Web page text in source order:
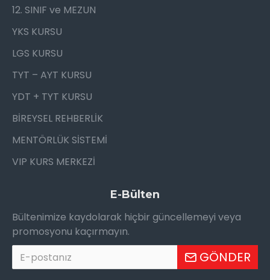
12. SINIF ve MEZUN
YKS KURSU
LGS KURSU
TYT – AYT KURSU
YDT + TYT KURSU
BİREYSEL REHBERLİK
MENTÖRLÜK SİSTEMİ
VIP KURS MERKEZİ
E-Bülten
Bültenimize kaydolarak hiçbir güncellemeyi veya
promosyonu kaçırmayın.
GÖNDER